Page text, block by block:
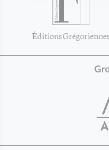
Éditions Grégoriennes